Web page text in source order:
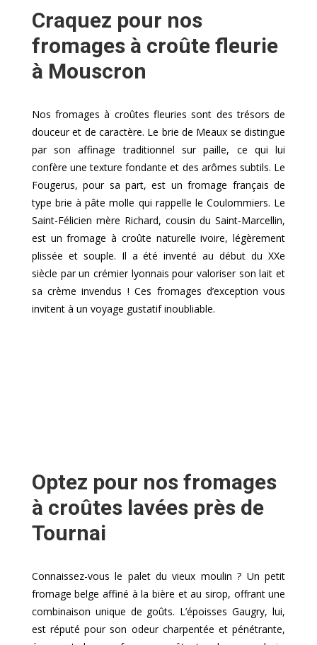
Craquez pour nos
fromages à croûte fleurie
à Mouscron
Nos fromages à croûtes fleuries sont des trésors de
douceur et de caractère. Le brie de Meaux se distingue
par son affinage traditionnel sur paille, ce qui lui
confère une texture fondante et des arômes subtils. Le
Fougerus, pour sa part, est un fromage français de
type brie à pâte molle qui rappelle le Coulommiers. Le
Saint-Félicien mère Richard, cousin du Saint-Marcellin,
est un fromage à croûte naturelle ivoire, légèrement
plissée et souple. Il a été inventé au début du XXe
siècle par un crémier lyonnais pour valoriser son lait et
sa crème invendus ! Ces fromages d’exception vous
invitent à un voyage gustatif inoubliable.
Optez pour nos fromages
à croûtes lavées près de
Tournai
Connaissez-vous le palet du vieux moulin ? Un petit
fromage belge affiné à la bière et au sirop, offrant une
combinaison unique de goûts. L’époisses Gaugry, lui,
est réputé pour son odeur charpentée et pénétrante,